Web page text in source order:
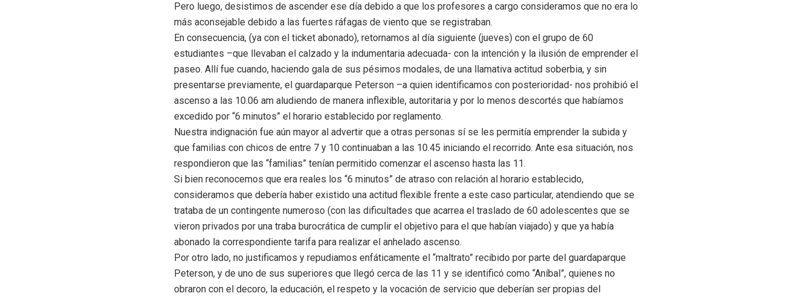
Pero luego, desistimos de ascender ese día debido a que los profesores a cargo consideramos que no era lo
más aconsejable debido a las fuertes ráfagas de viento que se registraban.
En consecuencia, (ya con el ticket abonado), retornamos al día siguiente (jueves) con el grupo de 60
estudiantes –que llevaban el calzado y la indumentaria adecuada- con la intención y la ilusión de emprender el
paseo. Allí fue cuando, haciendo gala de sus pésimos modales, de una llamativa actitud soberbia, y sin
presentarse previamente, el guardaparque Peterson –a quien identificamos con posterioridad- nos prohibió el
ascenso a las 10.06 am aludiendo de manera inflexible, autoritaria y por lo menos descortés que habíamos
excedido por “6 minutos” el horario establecido por reglamento.
Nuestra indignación fue aún mayor al advertir que a otras personas sí se les permitía emprender la subida y
que familias con chicos de entre 7 y 10 continuaban a las 10.45 iniciando el recorrido. Ante esa situación, nos
respondieron que las “familias” tenían permitido comenzar el ascenso hasta las 11.
Si bien reconocemos que era reales los “6 minutos” de atraso con relación al horario establecido,
consideramos que debería haber existido una actitud flexible frente a este caso particular, atendiendo que se
trataba de un contingente numeroso (con las dificultades que acarrea el traslado de 60 adolescentes que se
vieron privados por una traba burocrática de cumplir el objetivo para el que habían viajado) y que ya había
abonado la correspondiente tarifa para realizar el anhelado ascenso.
Por otro lado, no justificamos y repudiamos enfáticamente el “maltrato” recibido por parte del guardaparque
Peterson, y de uno de sus superiores que llegó cerca de las 11 y se identificó como “Aníbal”, quienes no
obraron con el decoro, la educación, el respeto y la vocación de servicio que deberían ser propias del